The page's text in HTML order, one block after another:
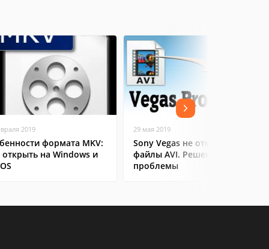
2019
формата MKV:
на Windows и
29 мая 2019
Sony Vegas не открывает
файлы AVI. Решение
проблемы